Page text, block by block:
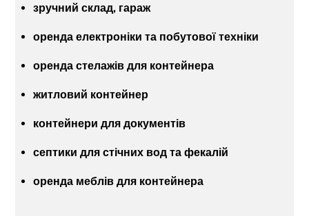
зручний склад, гараж
оренда електроніки та побутової техніки
оренда стелажів для контейнера
житловий контейнер
контейнери для документів
септики для стічних вод та фекалій
оренда меблів для контейнера